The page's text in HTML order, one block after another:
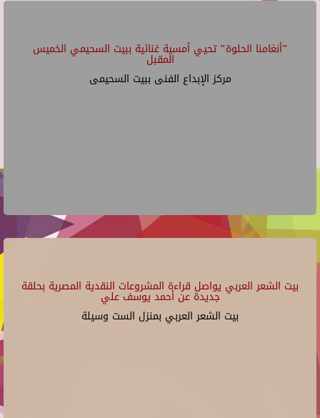
"أنغامنا الحلوة" تحيي أمسية غنائية ببيت السحيمي الخميس
المقبل
مركز الإبداع الفنى ببيت السحيمى
بيت الشعر العربي يواصل قراءة المشروعات النقدية المصرية بحلقة
جديدة عن أحمد يوسف علي
بيت الشعر العربي بمنزل الست وسيلة